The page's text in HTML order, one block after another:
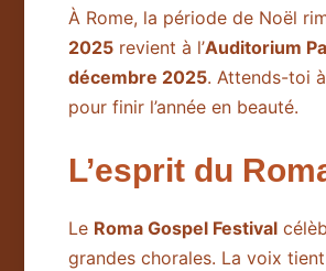
À Rome, la période de Noël
2025 revient à l’Auditorium
décembre 2025. Attends-toi
pour finir l’année en beauté.
L’esprit du
Le Roma Gospel Festival
grandes chorales. La voix